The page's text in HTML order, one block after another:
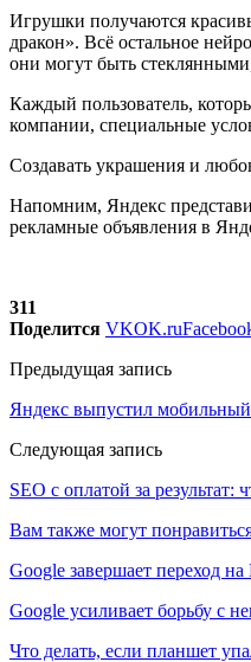
Игрушки получаются
дракон». Всё остальное
они могут быть
Каждый пользователь,
компании, специальные
Создавать украшения и
Напомним, Яндекс
рекламные объявления в
311
Поделится VKOK.ru
Предыдущая запись
Яндекс выпустил мобильный
Следующая запись
SEO с оплатой за результат:
Вам также могут
Google завершает переход
Google усиливает борьбу с
Что делать, если планшет